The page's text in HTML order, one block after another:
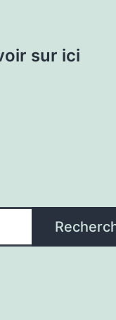
sur ici